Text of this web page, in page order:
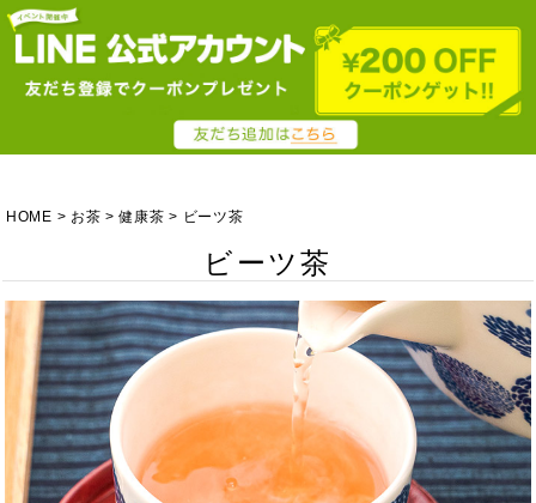
HOME お茶 健康茶 ビーツ茶
ビーツ茶